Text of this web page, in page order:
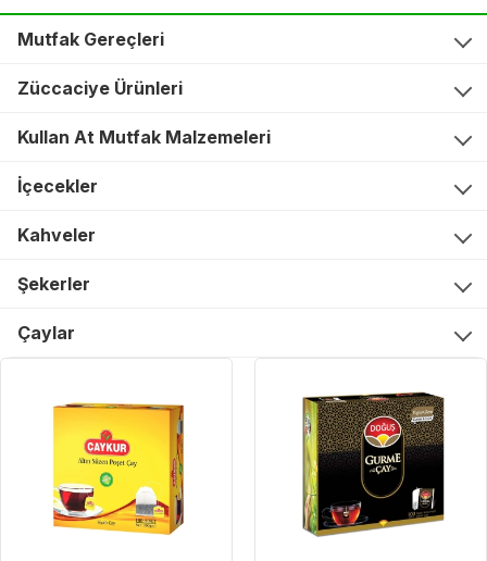
Mutfak Gereçleri
Züccaciye Ürünleri
Kullan At Mutfak Malzemeleri
İçecekler
Kahveler
Şekerler
Çaylar